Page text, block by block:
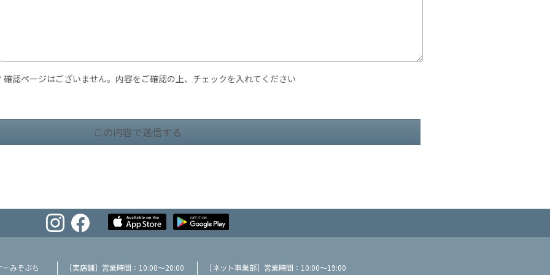
確認ページはございません。内容をご確認の上、チェックを入れてください
ーみぞぶち
［実店舗］営業時間：10:00～20:00
［ネット事業部］営業時間：10:00～19:00